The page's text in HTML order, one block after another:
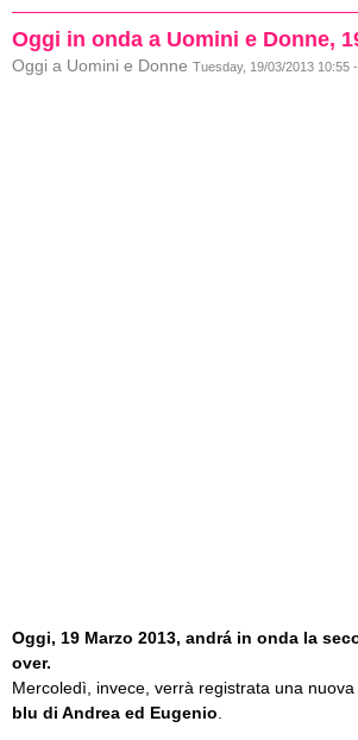
Oggi in onda a Uomini e Donne,
Oggi a Uomini e Donne Tuesday, 19/03/2013 10:55
Oggi, 19 Marzo 2013, andrá in onda la
over.
Mercoledì, invece, verrà registrata una
blu di Andrea ed Eugenio